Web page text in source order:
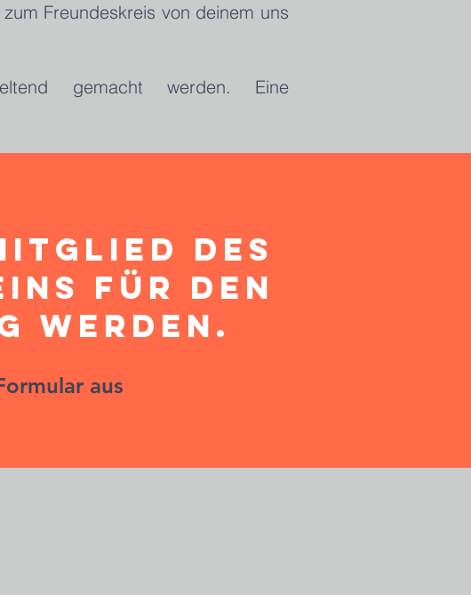
Freundeskreis von deinem uns
gemacht werden. Eine
des
für den
werden.
aus